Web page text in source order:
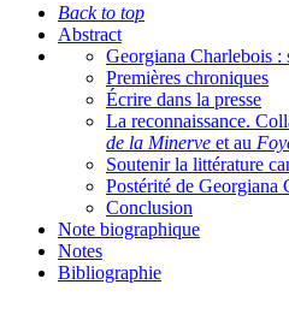
Back to top
Abstract
Georgiana Charlebois :
Premières chroniques
Écrire dans la presse
La reconnaissance.
de la Minerve et au
Soutenir la littérature
Postérité de Georgiana
Conclusion
Note biographique
Notes
Bibliographie